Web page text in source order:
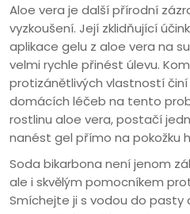
Aloe vera je další přírodní
vyzkoušení. Její zklidňující
aplikace gelu z aloe vera na
velmi rychle přinést úlevu.
protizánětlivých vlastností
domácích léčeb na tento
rostlinu aloe vera, postačí
nanést gel přímo na pokožku
Soda bikarbona není jenom
ale i skvělým pomocníkem
Smíchejte ji s vodou do pasty